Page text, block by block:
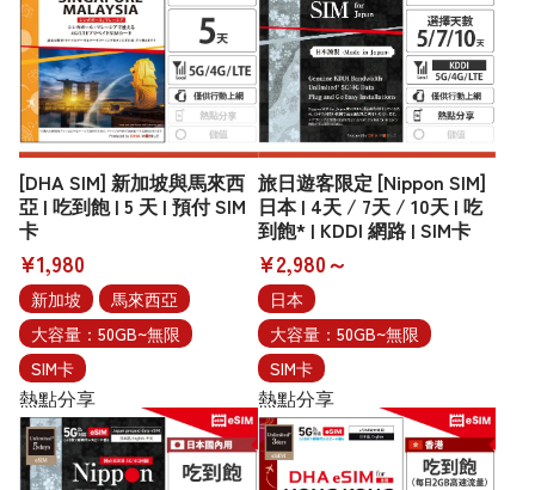
[DHA SIM] 新加坡與馬來西
亞 | 吃到飽 | 5 天 | 預付 SIM
卡
¥1,980
新加坡
馬來西亞
大容量：50GB~無限
SIM卡
熱點分享
旅日遊客限定 [Nippon SIM]
日本 | 4天 / 7天 / 10天 | 吃
到飽* | KDDI 網路 | SIM卡
¥2,980～
日本
大容量：50GB~無限
SIM卡
熱點分享